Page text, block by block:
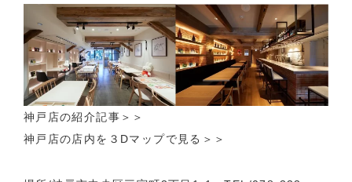
神戸店の紹介記事 ＞＞
神戸店の店内を３Dマップで見る＞＞